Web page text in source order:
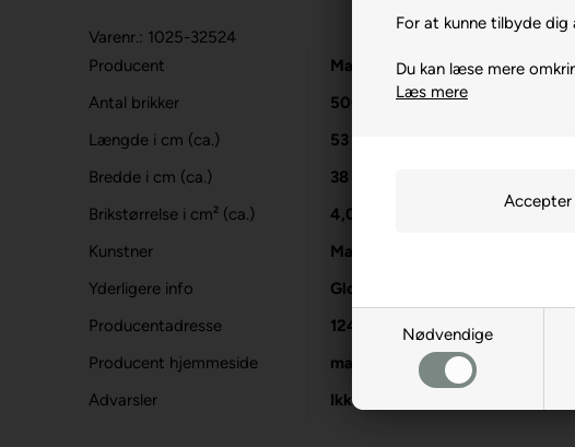
For at kunne tilbyde
Du kan læse mere
Læs mere
Nødvendige
Varenr.: 1025-32524
Producent
MasterPieces
Antal brikker
500
Længde i cm (ca.)
53
Bredde i cm (ca.)
38
Brikstørrelse i cm² (ca.)
4,0
Kunstner
Marie August-Anderson
Yderligere info
Glow in the dark-effekt
Producentadresse
12475 N Rancho Vistoso, Oro
Producent hjemmeside
masterpiecesinc.com
Advarsler
Ikke til børn under 3 år.